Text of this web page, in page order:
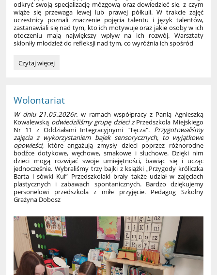
odkryć swoją specjalizację mózgową oraz dowiedzieć się, z czym
wiąże się przewaga lewej lub prawej półkuli. W trakcie zajęć
uczestnicy poznali znaczenie pojęcia talentu i język talentów,
zastanawiali się nad tym, kto ich motywuje oraz jakie osoby w ich
otoczeniu mają największy wpływ na ich rozwój. Warsztaty
skłoniły młodzież do refleksji nad tym, co wyróżnia ich spośród
Wycieczka
–
nagroda
w
konkursie
„Zawody
z
przyszłością”:
Czytaj więcej
Wolontariat
W dniu 21.05.2026r. w ramach współpracy z Panią Agnieszką
Kowalewską odwiedziliśmy grupę dzieci zPrzedszkola Miejskiego
Nr 11 z Oddziałami Integracyjnymi "Tęcza". Przygotowaliśmy
zajęcia z wykorzystaniem bajek sensorycznych, to wyjątkowe
opowieści, które angażują zmysły dzieci poprzez różnorodne
bodźce dotykowe, węchowe, smakowe i słuchowe. Dzięki nim
dzieci mogą rozwijać swoje umiejętności, bawiąc się i ucząc
jednocześnie. Wybraliśmy trzy bajki z książki „Przygody króliczka
Barta i sówki Kui” Przedszkolaki brały także udział w zajęciach
plastycznych i zabawach spontanicznych. Bardzo dziękujemy
personelowi przedszkola z miłe przyjęcie. Pedagog Szkolny
Grażyna Dobosz